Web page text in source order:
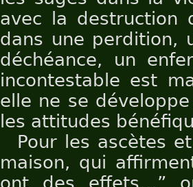
avec la destruction
dans une perdition,
déchéance, un
incontestable est
elle ne se
les attitudes
Pour les ascètes
maison, qui
ont des effets…”